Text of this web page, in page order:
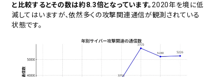
と比較するとその数は約8.3倍となっています。2020年を境に低
減してはいますが、依然多くの攻撃関連通信が観測されている
状態です。